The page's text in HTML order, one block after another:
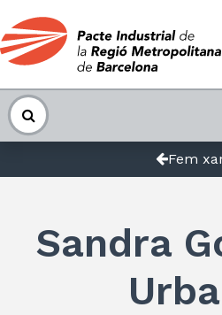
Fem
Sandra